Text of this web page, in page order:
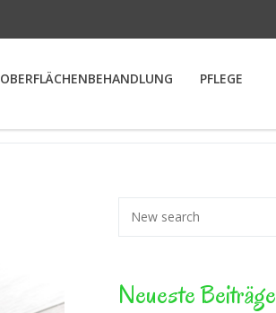
OBERFLÄCHENBEHANDLUNG PFLEGE
Neueste Beiträge